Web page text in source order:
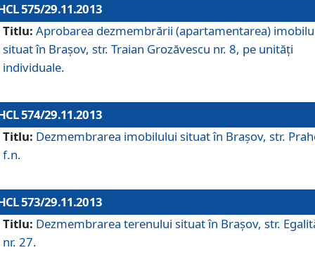
575/29.11.2013
Titlu: Aprobarea dezmembrării (apartamentarea)
situat în Braşov, str. Traian Grozăvescu nr. 8, pe unităţi
individuale.
574/29.11.2013
Titlu: Dezmembrarea imobilului situat în Braşov, str.
f.n.
573/29.11.2013
Titlu: Dezmembrarea terenului situat în Braşov, str.
nr. 27.